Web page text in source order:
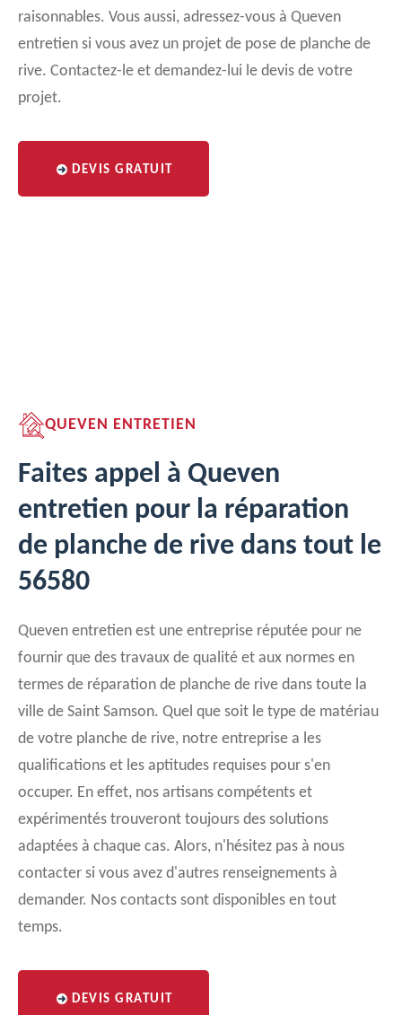
raisonnables. Vous aussi, adressez-vous à Queven
entretien si vous avez un projet de pose de planche de
rive. Contactez-le et demandez-lui le devis de votre
projet.
DEVIS GRATUIT
QUEVEN ENTRETIEN
Faites appel à Queven
entretien pour la réparation
de planche de rive dans tout le
56580
Queven entretien est une entreprise réputée pour ne
fournir que des travaux de qualité et aux normes en
termes de réparation de planche de rive dans toute la
ville de Saint Samson. Quel que soit le type de matériau
de votre planche de rive, notre entreprise a les
qualifications et les aptitudes requises pour s'en
occuper. En effet, nos artisans compétents et
expérimentés trouveront toujours des solutions
adaptées à chaque cas. Alors, n'hésitez pas à nous
contacter si vous avez d'autres renseignements à
demander. Nos contacts sont disponibles en tout
temps.
DEVIS GRATUIT